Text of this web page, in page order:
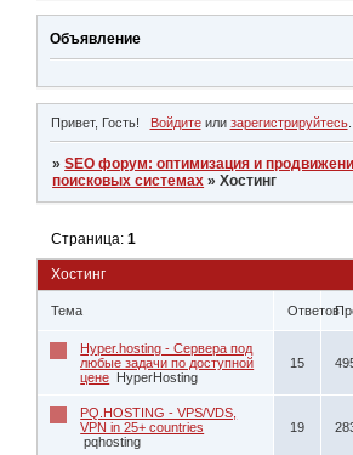
Объявление
Привет, Гость! Войдитеили зарегистрируйтесь.
»SEO форум: оптимизация и
поисковых системах »Хостинг
Хостинг
Страница:1
Тема Ответов
Hyper.hosting - Сервера под
любые задачи по доступной
цене HyperHosting
15
PQ.HOSTING - VPS/VDS,
VPN in 25+ countries
pqhosting
19